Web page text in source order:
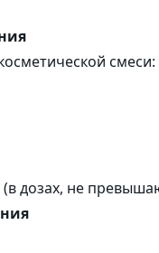
смеси:
дозах, не